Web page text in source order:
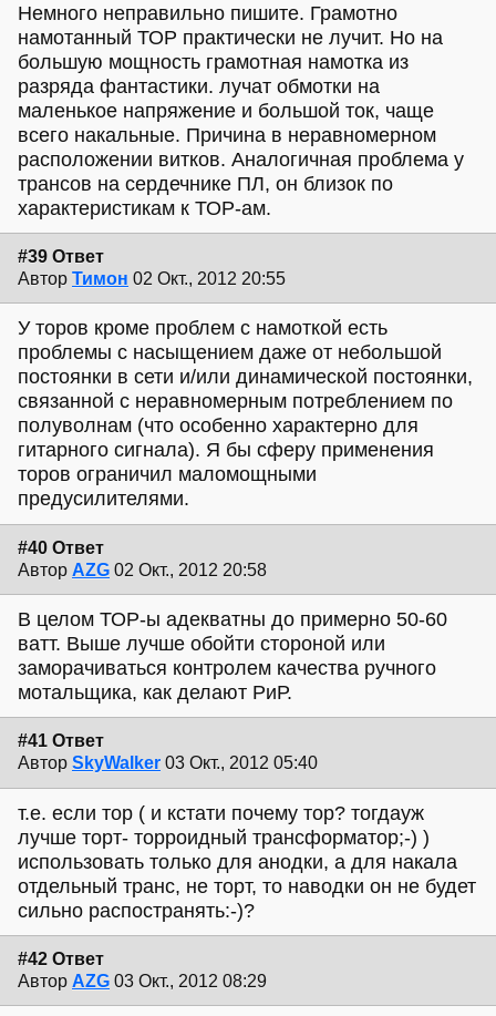
Немного неправильно пишите. Грамотно
намотанный ТОР практически не лучит. Но на
большую мощность грамотная намотка из
разряда фантастики. лучат обмотки на
маленькое напряжение и большой ток, чаще
всего накальные. Причина в неравномерном
расположении витков. Аналогичная проблема у
трансов на сердечнике ПЛ, он близок по
характеристикам к ТОР-ам.
#39 Ответ
Автор Тимон 02 Окт., 2012 20:55
У торов кроме проблем с намоткой есть
проблемы с насыщением даже от небольшой
постоянки в сети и/или динамической постоянки,
связанной с неравномерным потреблением по
полуволнам (что особенно характерно для
гитарного сигнала). Я бы сферу применения
торов ограничил маломощными
предусилителями.
#40 Ответ
Автор AZG 02 Окт., 2012 20:58
В целом ТОР-ы адекватны до примерно 50-60
ватт. Выше лучше обойти стороной или
заморачиваться контролем качества ручного
мотальщика, как делают РиР.
#41 Ответ
Автор SkyWalker 03 Окт., 2012 05:40
т.е. если тор ( и кстати почему тор? тогдауж
лучше торт- торроидный трансформатор;-) )
использовать только для анодки, а для накала
отдельный транс, не торт, то наводки он не будет
сильно распостранять:-)?
#42 Ответ
Автор AZG 03 Окт., 2012 08:29